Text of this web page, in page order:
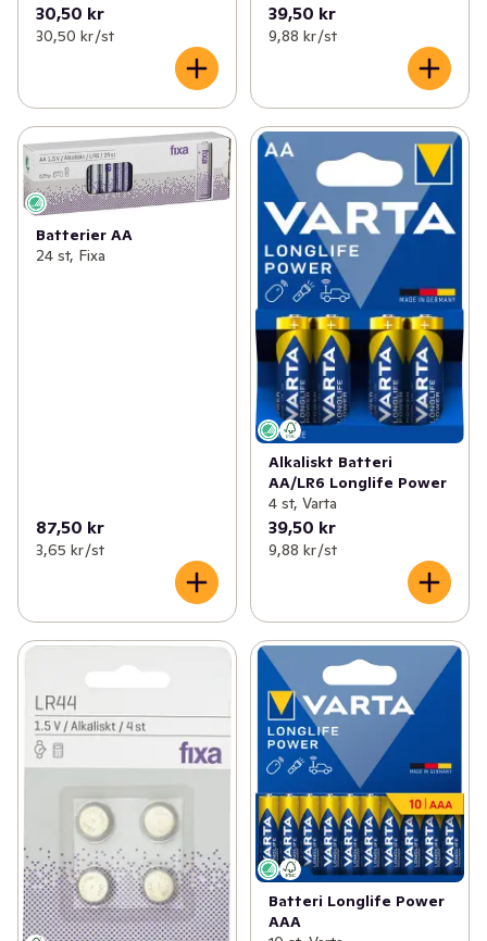
30,50 kr
30,50 kr /st
39,50 kr
9,88 kr /st
Batterier AA
24 st, Fixa
87,50 kr
3,65 kr /st
Alkaliskt Batteri
AA/LR6 Longlife Power
4 st, Varta
39,50 kr
9,88 kr /st
Batteri Longlife Power
AAA